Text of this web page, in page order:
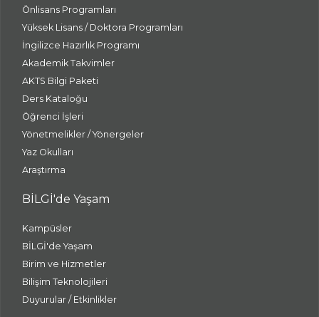
Önlisans Programları
Yüksek Lisans / Doktora Programları
İngilizce Hazırlık Programı
Akademik Takvimler
AKTS Bilgi Paketi
Ders Kataloğu
Öğrenci İşleri
Yönetmelikler / Yönergeler
Yaz Okulları
Araştırma
BİLGİ'de Yaşam
Kampüsler
BİLGİ'de Yaşam
Birim ve Hizmetler
Bilişim Teknolojileri
Duyurular / Etkinlikler